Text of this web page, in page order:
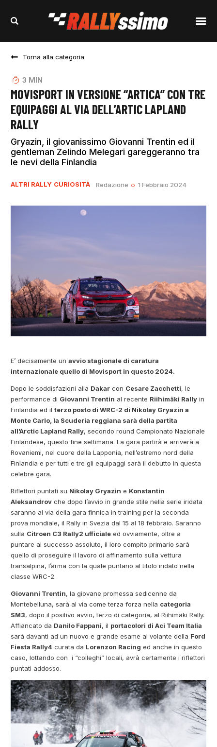
Torna alla categoria
3 MIN
MOVISPORT IN VERSIONE “ARTICA” CON TRE
EQUIPAGGI AL VIA DELL’ARTIC LAPLAND
RALLY
Gryazin, il giovanissimo Giovanni Trentin ed il
gentleman Zelindo Melegari gareggeranno tra
le nevi della Finlandia
ALTRI RALLY CURIOSITÀ Redazione 1 Febbraio 2024
E’ decisamente unavvio stagionale di caratura
internazionale quello di Movisport in questo 2024.
Dopo le soddisfazioni alla Dakar con Cesare Zacchetti, le
performance di Giovanni Trentin al recente Riihimäki Rally in
Finlandia ed ilterzo posto di WRC-2 di Nikolay Gryazin a
Monte Carlo, la Scuderia reggiana sarà della partita
all’Arctic Lapland Rally, secondo round Campionato Nazionale
Finlandese, questo fine settimana. La gara partirà e arriverà a
Rovaniemi, nel cuore della Lapponia, nell’estremo nord della
Finlandia e per tutti e tre gli equipaggi sarà il debutto in questa
celebre gara.
Riflettori puntati su Nikolay Gryazin e Konstantin
Aleksandrov che dopo l’avvio in grande stile nella serie iridata
saranno al via della gara finnica in training per la seconda
prova mondiale, il Rally in Svezia dal 15 al 18 febbraio. Saranno
sulla Citroen C3 Rally2 ufficiale ed ovviamente, oltre a
puntare al successo assoluto, il loro compito primario sarà
quello di proseguire il lavoro di affinamento sulla vettura
transalpina, l’arma con la quale puntano al titolo iridato nella
classe WRC-2.
Giovanni Trentin, la giovane promessa sedicenne da
Montebelluna, sarà al via come terza forza nella categoria
SM3, dopo il positivo avvio, terzo di categoria, al Riihimäki Rally.
Affiancato da Danilo Fappani, il portacolori di Aci Team Italia
sarà davanti ad un nuovo e grande esame al volante della Ford
Fiesta Rally4 curata da Lorenzon Racing ed anche in questo
caso, lottando con i “colleghi” locali, avrà certamente i riflettori
puntati addosso.